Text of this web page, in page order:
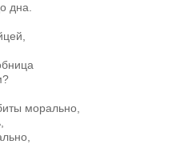
дна.
морально,